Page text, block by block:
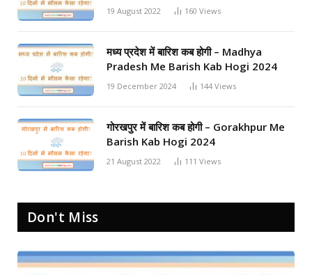
19 August 2022 160 Views
मध्य प्रदेश में बारिश कब होगी – Madhya
Pradesh Me Barish Kab Hogi 2024
19 December 2024 144 Views
गोरखपुर में बारिश कब होगी – Gorakhpur Me
Barish Kab Hogi 2024
21 August 2022 111 Views
Don't Miss